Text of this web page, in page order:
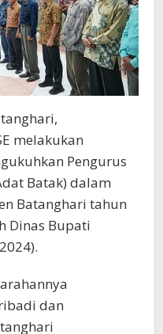
melakukan
Pengurus
Batak) dalam
Batanghari tahun
Dinas Bupati
dan